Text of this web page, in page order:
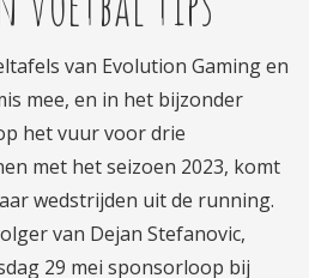
van Evolution Gaming en
mee, en in het bijzonder
het vuur voor drie
met het seizoen 2023, komt
wedstrijden uit de running.
van Dejan Stefanovic,
29 mei sponsorloop bij